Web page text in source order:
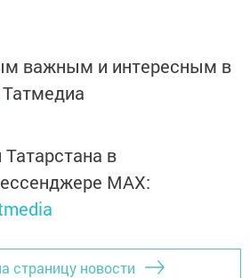
важным и интересным в
Татмедиа
в
MАХ:
страницу новости